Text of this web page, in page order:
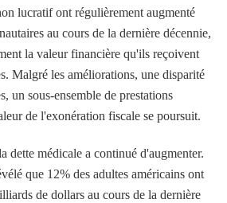
lucratif ont régulièrement augmenté
au cours de la dernière décennie,
la valeur financière qu'ils reçoivent
Malgré les améliorations, une disparité
un sous-ensemble de prestations
de l'exonération fiscale se poursuit.
dette médicale a continué d'augmenter.
que 12% des adultes américains ont
de dollars au cours de la dernière